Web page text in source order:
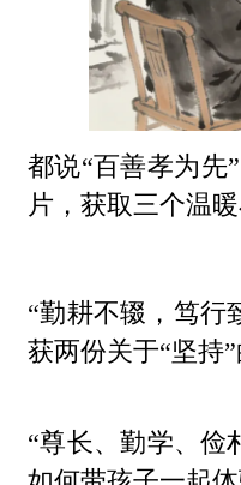
都说“百善孝为先
片，获取三个温暖
“勤耕不辍，笃行
获两份关于“坚持”
“尊长、勤学、俭